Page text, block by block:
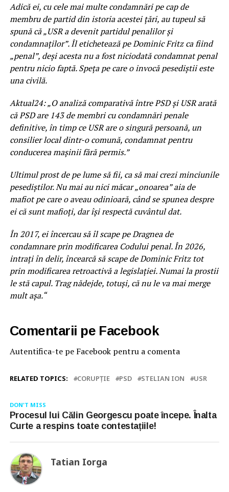
Adică ei, cu cele mai multe condamnări pe cap de
membru de partid din istoria acestei țări, au tupeul să
spună că „USR a devenit partidul penalilor și
condamnaților”. Îl etichetează pe Dominic Fritz ca fiind
„penal”, deși acesta nu a fost niciodată condamnat penal
pentru nicio faptă. Speța pe care o invocă pesediștii este
una civilă.
Aktual24: „O analiză comparativă între PSD și USR arată
că PSD are 143 de membri cu condamnări penale
definitive, în timp ce USR are o singură persoană, un
consilier local dintr-o comună, condamnat pentru
conducerea mașinii fără permis.”
Ultimul prost de pe lume să fii, ca să mai crezi minciunile
pesediștilor. Nu mai au nici măcar „onoarea” aia de
mafiot pe care o aveau odinioară, când se spunea despre
ei că sunt mafioți, dar își respectă cuvântul dat.
În 2017, ei încercau să îl scape pe Dragnea de
condamnare prin modificarea Codului penal. În 2026,
intrați în delir, încearcă să scape de Dominic Fritz tot
prin modificarea retroactivă a legislației. Numai la prostii
le stă capul. Trag nădejde, totuși, că nu le va mai merge
mult așa.“
Comentarii pe Facebook
Autentifica-te pe Facebook pentru a comenta
RELATED TOPICS: CORUPȚIE PSD STELIAN ION USR
DON'T MISS
Procesul lui Călin Georgescu poate începe. Înalta
Curte a respins toate contestațiile!
Tatian Iorga